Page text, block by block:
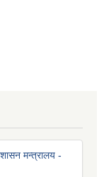
मन्त्रालय -